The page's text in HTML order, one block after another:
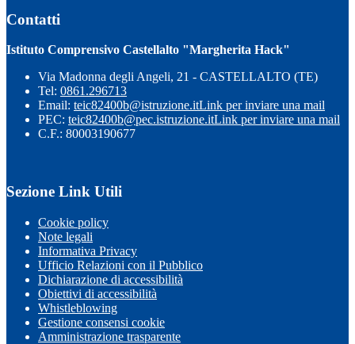
Contatti
Istituto Comprensivo Castellalto "Margherita Hack"
Via Madonna degli Angeli, 21 - CASTELLALTO (TE)
Tel: 0861.296713
Email: teic82400b@istruzione.itLink per inviare una mail
PEC: teic82400b@pec.istruzione.itLink per inviare una mail
C.F.: 80003190677
Sezione Link Utili
Cookie policy
Note legali
Informativa Privacy
Ufficio Relazioni con il Pubblico
Dichiarazione di accessibilità
Obiettivi di accessibilità
Whistleblowing
Gestione consensi cookie
Amministrazione trasparente